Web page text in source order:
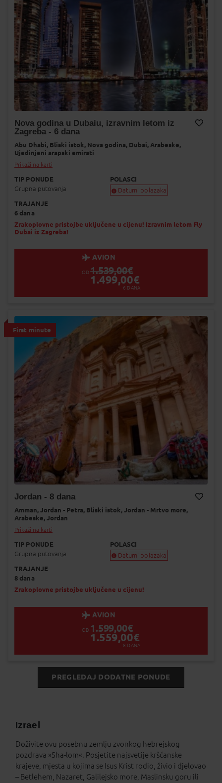
Nova godina u Dubaiu, izravnim letom iz
Zagreba - 6 dana
Abu Dhabi, Bliski istok, Nova godina, Dubai, Arabeske,
Ujedinjeni arapski emirati
Prikaži na karti
TIP PONUDE
Grupna putovanja
POLASCI
Datumi polazaka
Popunjeno
TRAJANJE
6 dana
Zrakoplovne pristojbe uključene u cijenu! Izravnim letom Fly
Dubai iz Zagreba!
AVION
OD 1.539,00€
1.499,00€
6 DANA
First minute
Jordan - 8 dana
Dodaj na Moj odabir
Amman, Jordan - Petra, Bliski istok, Jordan - Mrtvo more,
Arabeske, Jordan
Prikaži na karti
TIP PONUDE
Grupna putovanja
POLASCI
Datumi polazaka
Popunjeno
TRAJANJE
8 dana
Zrakoplovne pristojbe uključene u cijenu!
AVION
OD 1.599,00€
1.559,00€
8 DANA
PREGLEDAJ DODATNE PONUDE
Izrael
Doživite ovu posebnu zemlju zvonkog hebrejskog
pozdrava »Sha-lom«. Posjetite najsvetije kršćanske
krajeve, mjesta u kojima se Isus Krist rodio, živio i djelovao
– Betlehem, Nazaret, Galilejsko more, Maslinsku goru ili